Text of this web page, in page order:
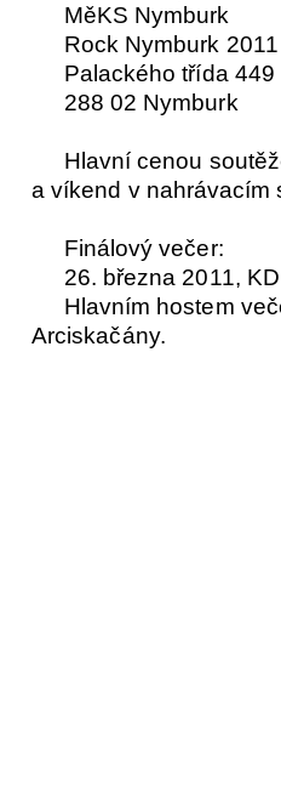
MěKS Nymburk
Rock Nymburk 2011
Palackého třída 449
288 02 Nymburk
Hlavní cenou
a víkend v nahrávacím
Finálový večer:
26. března 2011,
Hlavním hostem
Arciskačány.